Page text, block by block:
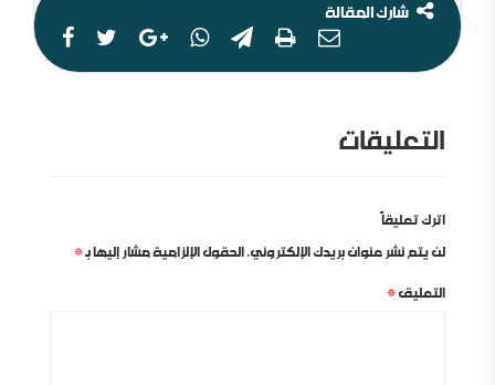
شارك المقالة
التعليقات
اترك تعليقاً
لن يتم نشر عنوان بريدك الإلكتروني.الحقول الإلزامية مشار إليها بـ*
التعليق*